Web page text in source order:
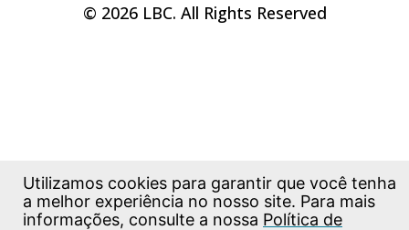
© 2026 LBC. All Rights Reserved
Utilizamos cookies para garantir que você tenha
a melhor experiência no nosso site. Para mais
informações, consulte a nossa Política de